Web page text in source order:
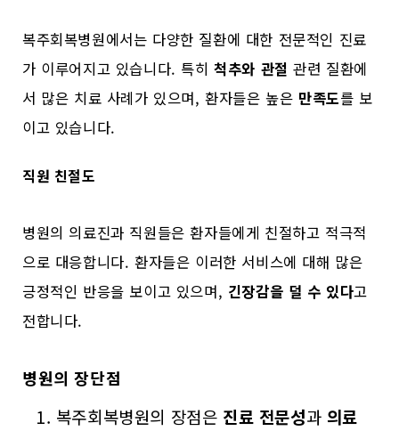
복주회복병원에서는 다양한 질환에 대한 전문적인 진료
가 이루어지고 있습니다. 특히척추와 관절 관련 질환에
서 많은 치료 사례가 있으며, 환자들은 높은 만족도를 보
이고 있습니다.
직원 친절도
병원의 의료진과 직원들은 환자들에게 친절하고 적극적
으로 대응합니다. 환자들은 이러한 서비스에 대해 많은
긍정적인 반응을 보이고 있으며, 긴장감을 덜 수 있다고
전합니다.
병원의 장단점
복주회복병원의 장점은 진료 전문성과 의료